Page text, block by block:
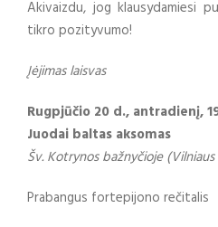
Akivaizdu, jog klausydamiesi
tikro pozityvumo!
Įėjimas laisvas
Rugpjūčio 20 d., antradienį,
Juodai baltas aksomas
Šv. Kotrynos bažnyčioje
Prabangus fortepijono rečitalis